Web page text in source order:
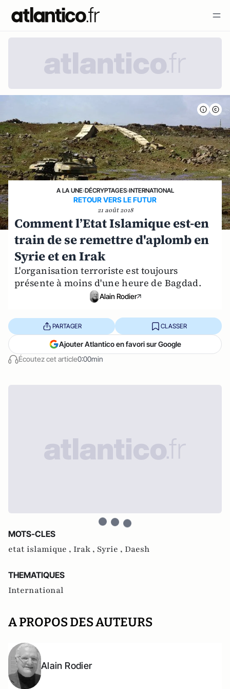
A LA UNE›DÉCRYPTAGES›INTERNATIONAL
RETOUR VERS LE FUTUR
21 août 2018
Comment l’Etat Islamique est-en
train de se remettre d'aplomb en
Syrie et en Irak
L'organisation terroriste est toujours
présente à moins d'une heure de Bagdad.
Alain Rodier
Écoutez cet article0:00min
PARTAGER CLASSER
Ajouter Atlantico en favori sur Google
MOTS-CLES
etat islamique , Irak , Syrie , Daesh
THEMATIQUES
International
A PROPOS DES AUTEURS
Alain Rodier